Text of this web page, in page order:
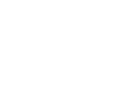
Según explicó López,
en muchas ocasiones
del colectivo. La
El spot contrapone